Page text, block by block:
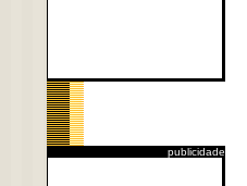
publicidade